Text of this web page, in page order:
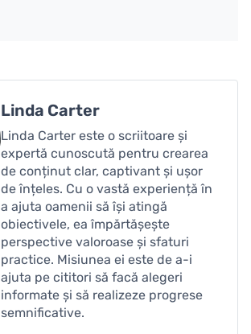
Linda Carter
Linda Carter este o scriitoare și
expertă cunoscută pentru crearea
de conținut clar, captivant și ușor
de înțeles. Cu o vastă experiență în
a ajuta oamenii să își atingă
obiectivele, ea împărtășește
perspective valoroase și sfaturi
practice. Misiunea ei este de a-i
ajuta pe cititori să facă alegeri
informate și să realizeze progrese
semnificative.